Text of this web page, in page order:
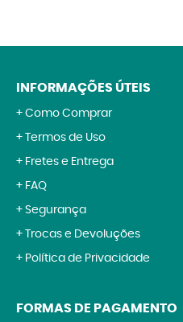
INFORMAÇÕES ÚTEIS
Como Comprar
Termos de Uso
Fretes e Entrega
FAQ
Segurança
Trocas e Devoluções
Política de Privacidade
FORMAS DE PAGAMENTO